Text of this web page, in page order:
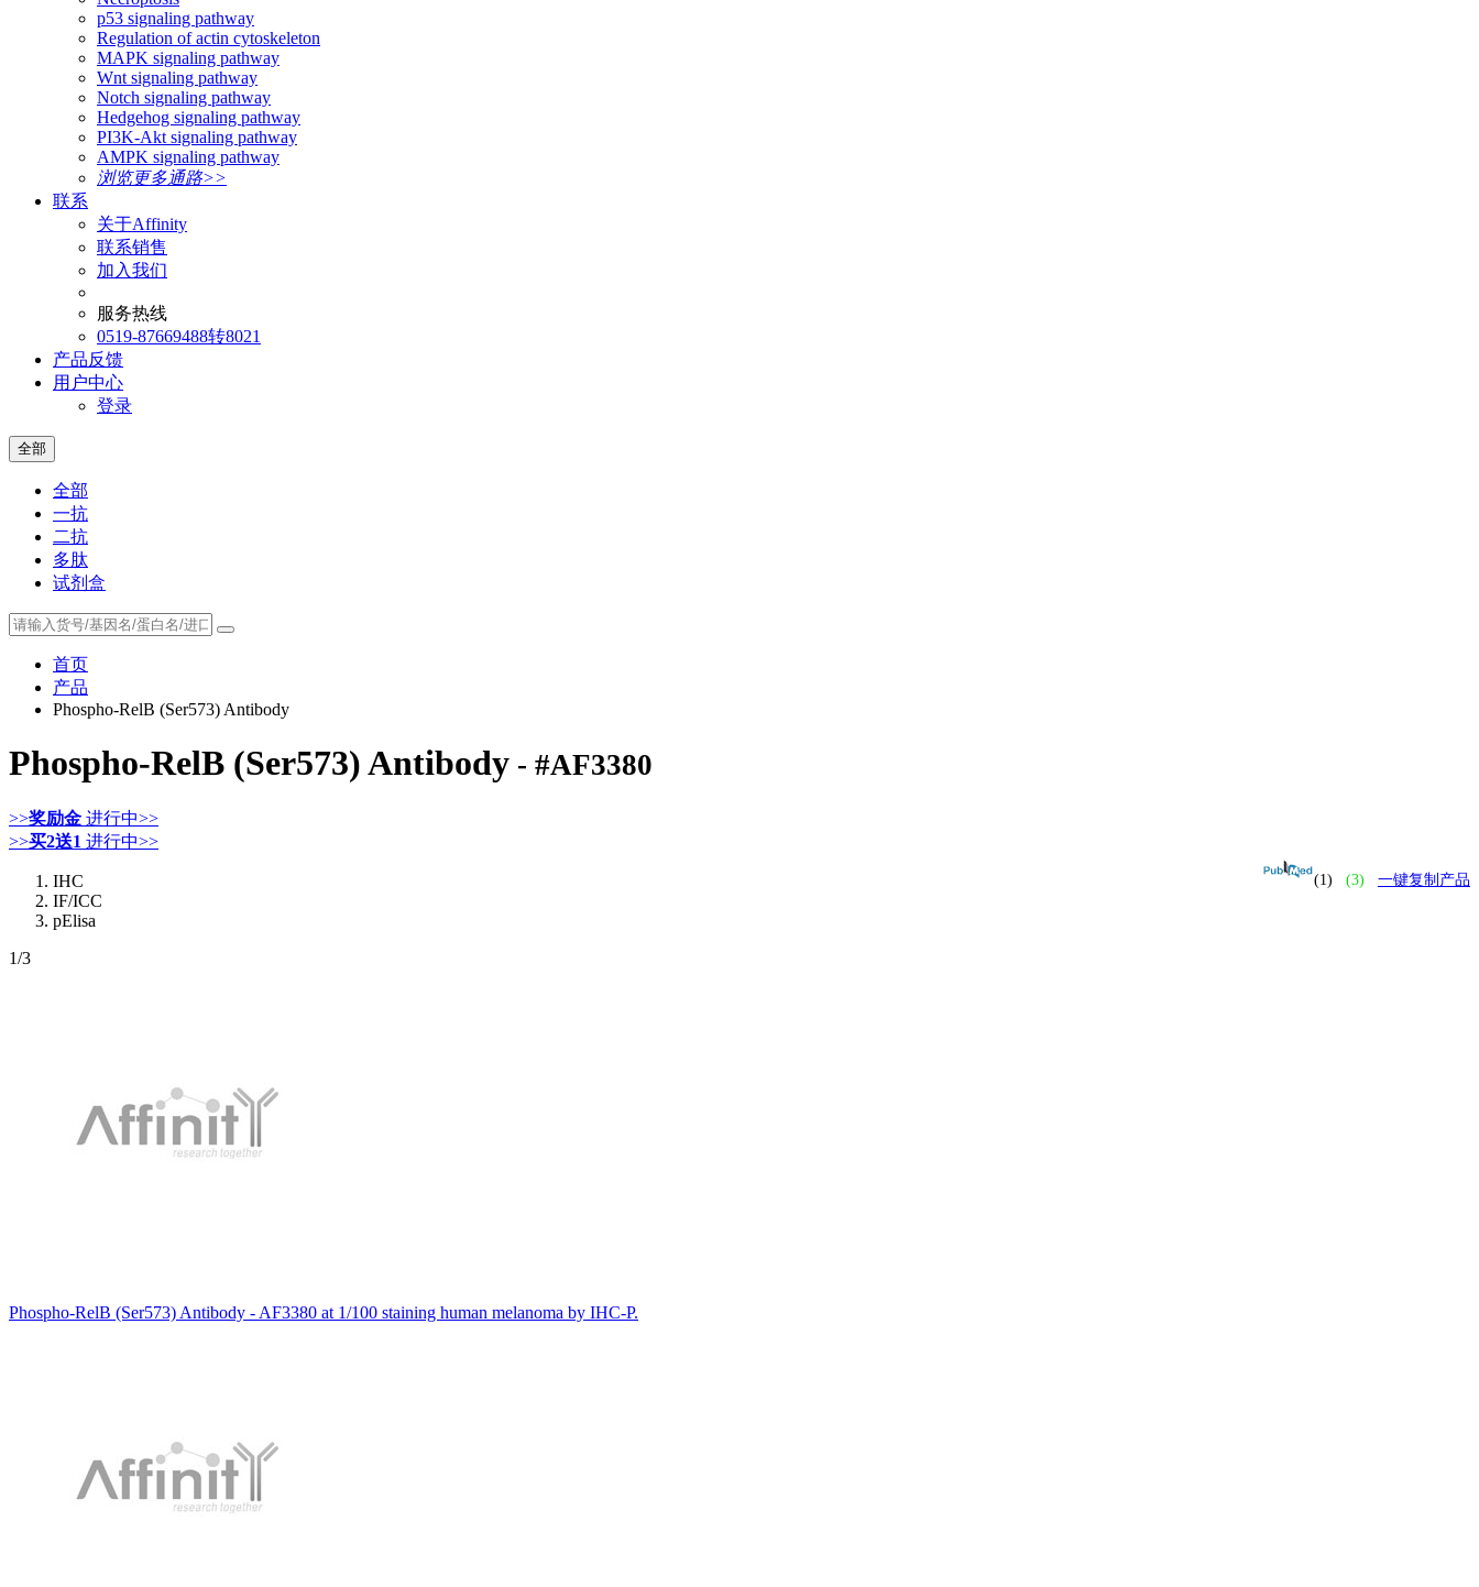
p53 signaling pathway
Regulation of actin cytoskeleton
MAPK signaling pathway
Wnt signaling pathway
Notch signaling pathway
Hedgehog signaling pathway
PI3K-Akt signaling pathway
AMPK signaling pathway
浏览更多通路>>
联系
关于Affinity
联系销售
加入我们
服务热线
0519-87669488转8021
产品反馈
用户中心
登录
全部
全部
一抗
二抗
多肽
试剂盒
首页
产品
Phospho-RelB (Ser573) Antibody
Phospho-RelB (Ser573) Antibody - #AF3380
>>奖励金 进行中>>
>>买2送1 进行中>>
(1) (3) 一键复制产品
IHC
IF/ICC
pElisa
1/3
Phospho-RelB (Ser573) Antibody - AF3380 at 1/100 staining human melanoma by IHC-P.